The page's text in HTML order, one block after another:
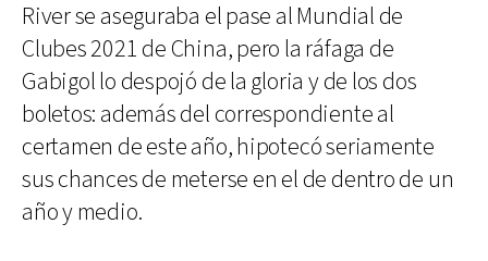
River se aseguraba el pase al Mundial de
Clubes 2021 de China, pero la ráfaga de
Gabigol lo despojó de la gloria y de los dos
boletos: además del correspondiente al
certamen de este año, hipotecó seriamente
sus chances de meterse en el de dentro de un
año y medio.